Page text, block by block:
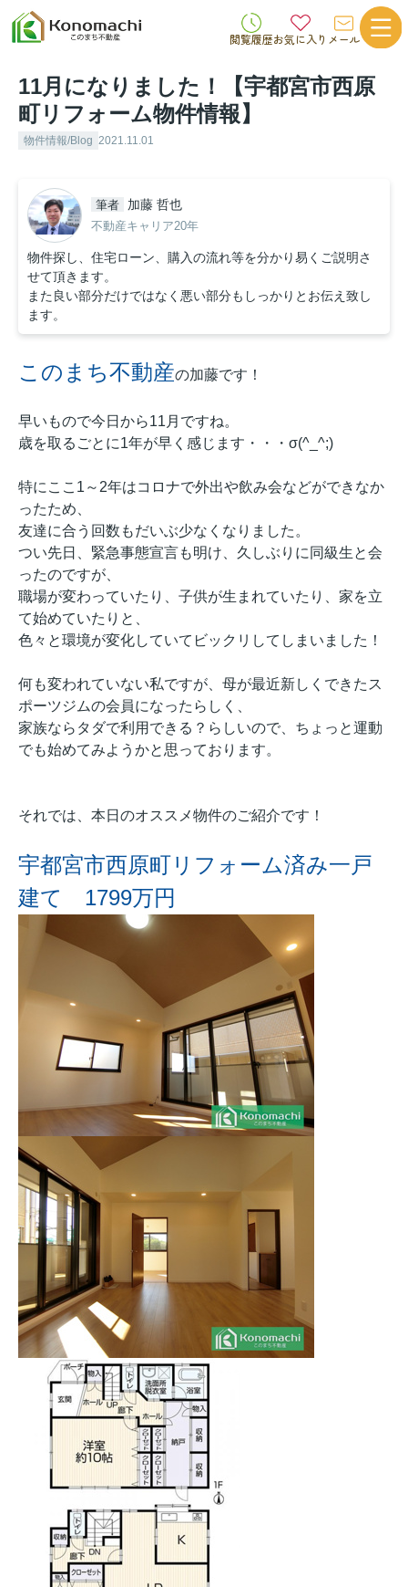
閲覧履歴お気に入り メール
11月になりました！【宇都宮市西原
町リフォーム物件情報】
物件情報/Blog 2021.11.01
筆者 加藤 哲也
不動産キャリア20年
物件探し、住宅ローン、購入の流れ等を分かり易くご説明さ
せて頂きます。
また良い部分だけではなく悪い部分もしっかりとお伝え致し
ます。
このまち不動産の加藤です！
早いもので今日から11月ですね。
歳を取るごとに1年が早く感じます・・・σ(^_^;)
特にここ1～2年はコロナで外出や飲み会などができなか
ったため、
友達に合う回数もだいぶ少なくなりました。
つい先日、緊急事態宣言も明け、久しぶりに同級生と会
ったのですが、
職場が変わっていたり、子供が生まれていたり、家を立
て始めていたりと、
色々と環境が変化していてビックリしてしまいました！
何も変われていない私ですが、母が最近新しくできたス
ポーツジムの会員になったらしく、
家族ならタダで利用できる？らしいので、ちょっと運動
でも始めてみようかと思っております。
それでは、本日のオススメ物件のご紹介です！
宇都宮市西原町リフォーム済み一戸
建て 1799万円